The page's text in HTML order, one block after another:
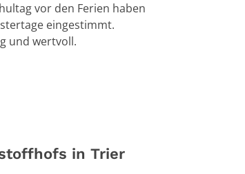
vor den Ferien haben
eingestimmt.
und wertvoll.
in Trier